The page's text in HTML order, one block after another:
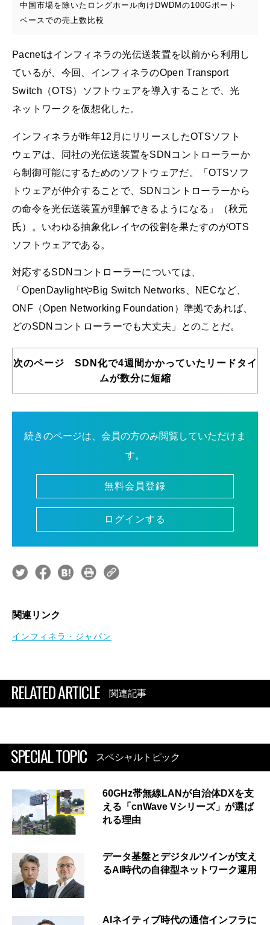
中国市場を除いたロングホール向けDWDMの100Gポート
ベースでの売上数比較
Pacnetはインフィネラの光伝送装置を以前から利用し
ているが、今回、インフィネラのOpen Transport
Switch（OTS）ソフトウェアを導入することで、光
ネットワークを仮想化した。
インフィネラが昨年12月にリリースしたOTSソフト
ウェアは、同社の光伝送装置をSDNコントローラーか
ら制御可能にするためのソフトウェアだ。「OTSソフ
トウェアが仲介することで、SDNコントローラーから
の命令を光伝送装置が理解できるようになる」（秋元
氏）。いわゆる抽象化レイヤの役割を果たすのがOTS
ソフトウェアである。
対応するSDNコントローラーについては、
「OpenDaylightやBig Switch Networks、NECなど、
ONF（Open Networking Foundation）準拠であれば、
どのSDNコントローラーでも大丈夫」とのことだ。
次のページ SDN化で4週間かかっていたリードタイ
ムが数分に短縮
続きのページは、会員の方のみ閲覧していただけま
す。
無料会員登録
ログインする
関連リンク
インフィネラ・ジャパン
RELATED ARTICLE 関連記事
SPECIAL TOPIC スペシャルトピック
60GHz帯無線LANが自治体DXを支
える「cnWave Vシリーズ」が選ば
れる理由
データ基盤とデジタルツインが支え
るAI時代の自律型ネットワーク運用
AIネイティブ時代の通信インフラに